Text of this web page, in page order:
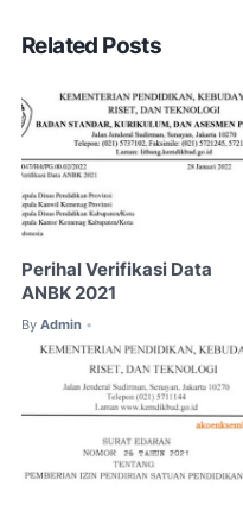
Related Posts
Perihal Verifikasi Data
ANBK 2021
By Admin •